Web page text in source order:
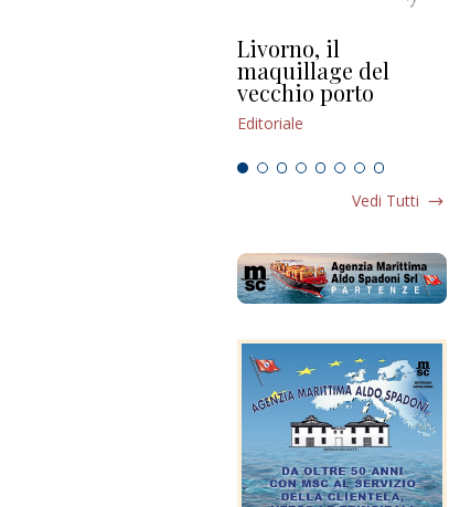
Livorno, il
maquillage del
vecchio porto
Editoriale
Vedi Tutti